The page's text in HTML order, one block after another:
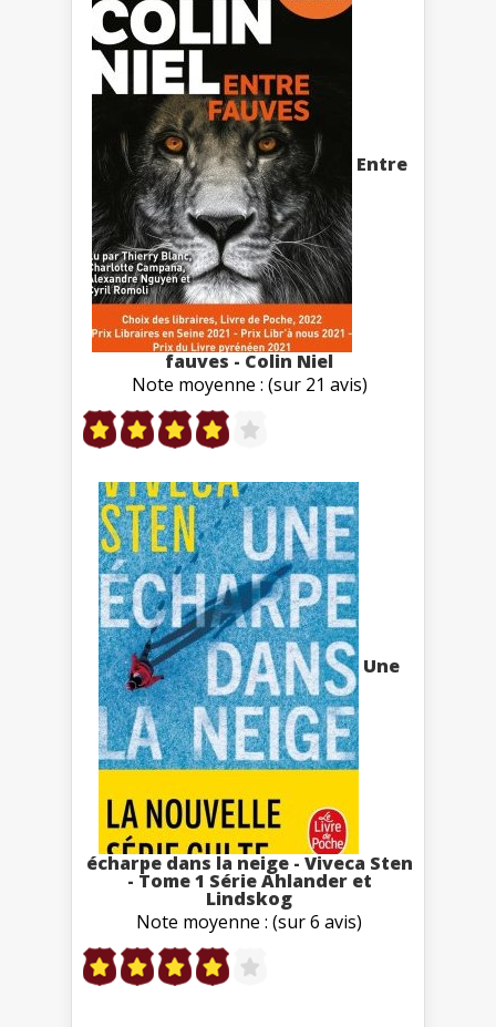
Entre
fauves - Colin Niel
Note moyenne : (sur 21 avis)
Une
écharpe dans la neige - Viveca Sten
- Tome 1 Série Ahlander et
Lindskog
Note moyenne : (sur 6 avis)